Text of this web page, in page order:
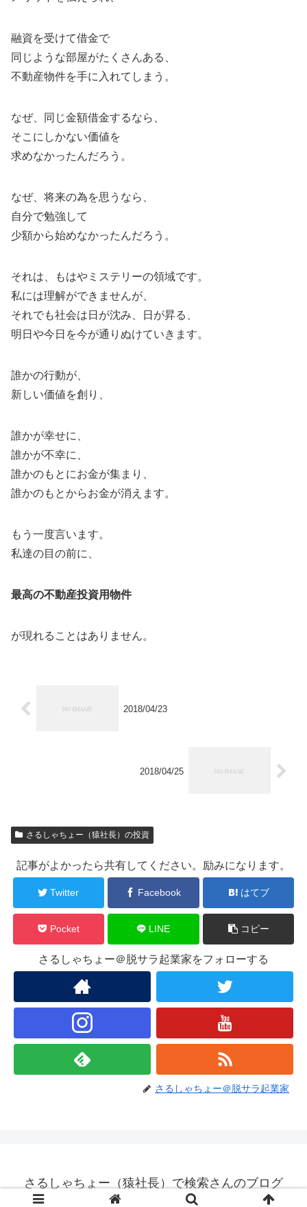
融資を受けて借金で
同じような部屋がたくさんある、
不動産物件を手に入れてしまう。
なぜ、同じ金額借金するなら、
そこにしかない価値を
求めなかったんだろう。
なぜ、将来の為を思うなら、
自分で勉強して
少額から始めなかったんだろう。
それは、もはやミステリーの領域です。
私には理解ができませんが、
それでも社会は日が沈み、日が昇る、
明日や今日を今が通りぬけていきます。
誰かの行動が、
新しい価値を創り、
誰かが幸せに、
誰かが不幸に、
誰かのもとにお金が集まり、
誰かのもとからお金が消えます。
もう一度言います。
私達の目の前に、
最高の不動産投資用物件
が現れることはありません。
2018/04/23
2018/04/25
さるしゃちょー（猿社長）の投資
記事がよかったら共有してください。励みになります。
Twitter Facebook はてブ
Pocket LINE コピー
さるしゃちょー＠脱サラ起業家をフォローする
さるしゃちょー＠脱サラ起業家
さるしゃちょー（猿社長）で検索さんのブログ
© 2010 さるしゃちょー（猿社長）で検索さんのブログ.